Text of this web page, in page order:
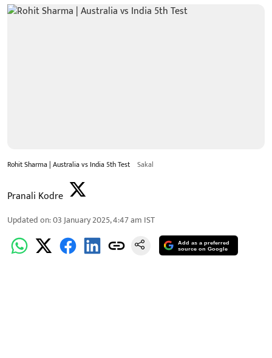
Rohit Sharma | Australia vs India 5th Test Sakal
Pranali Kodre
Updated on:03 January 2025, 4:47 am IST
Add as a preferred
source on Google